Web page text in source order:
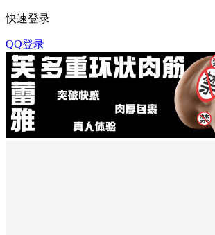
快速登录
QQ登录